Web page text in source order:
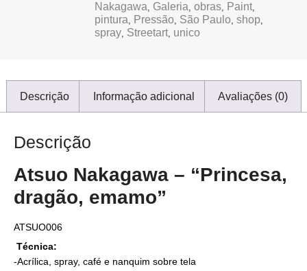
Nakagawa, Galeria, obras, Paint,
pintura, Pressão, São Paulo, shop,
spray, Streetart, unico
Descrição Informação adicional Avaliações (0)
Descrição
Atsuo Nakagawa – “Princesa,
dragão, emamo”
ATSUO006
Técnica:
-Acrílica, spray, café e nanquim sobre tela